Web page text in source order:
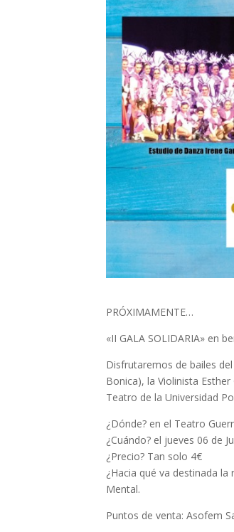
PRÓXIMAMENTE…
«II GALA SOLIDARIA» en
Disfrutaremos de bailes
Bonica), la Violinista Esther
Teatro de la Universidad
¿Dónde? en el Teatro
¿Cuándo? el jueves 06 de
¿Precio? Tan solo 4€
¿Hacia qué va destinada
Mental.
Puntos de venta: Asofem